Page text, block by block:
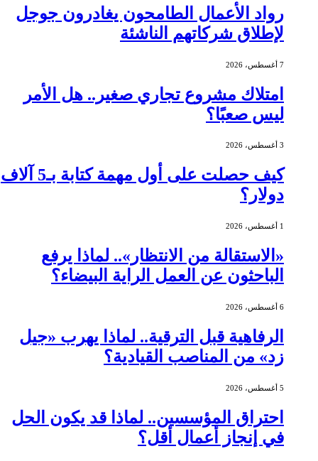
رواد الأعمال الطامحون يغادرون جوجل
لإطلاق شركاتهم الناشئة
7 أغسطس، 2026
امتلاك مشروع تجاري صغير.. هل الأمر
ليس صعبًا؟
3 أغسطس، 2026
كيف حصلت على أول مهمة كتابة بـ5 آلاف
دولار؟
1 أغسطس، 2026
«الاستقالة من الانتظار».. لماذا يرفع
الباحثون عن العمل الراية البيضاء؟
6 أغسطس، 2026
الرفاهية قبل الترقية.. لماذا يهرب «جيل
زد» من المناصب القيادية؟
5 أغسطس، 2026
احتراق المؤسسين.. لماذا قد يكون الحل
في إنجاز أعمال أقل؟